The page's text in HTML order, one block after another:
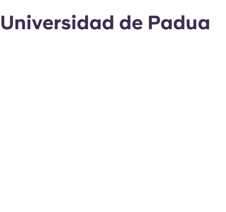
Universidad de Padua